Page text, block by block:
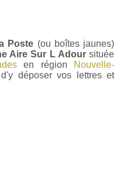
Poste (ou boîtes jaunes)
Aire Sur L Adoursituée
en région
Nouvelle-
déposer vos lettres et